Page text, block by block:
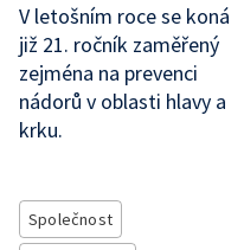
V letošním roce se koná
již 21. ročník zaměřený
zejména na prevenci
nádorů v oblasti hlavy a
krku.
Společnost